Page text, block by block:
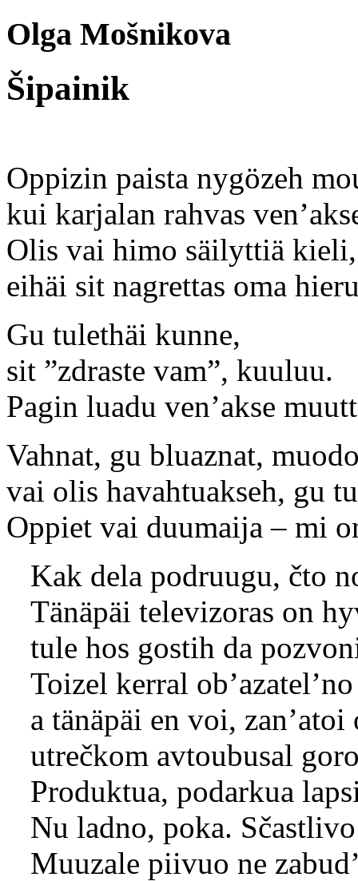
Olga Mošnikova
Šipainik
Oppizin paista nygözeh
kui karjalan rahvas
Olis vai himo säilyttiä kieli,
eihäi sit nagrettas oma
Gu tulethäi kunne,
sit ”zdraste vam”, kuuluu.
Pagin luadu ven’akse
Vahnat, gu bluaznat,
vai olis havahtuakseh, gu
Oppiet vai duumaija – mi
Kak dela podruugu, čto
Tänäpäi televizoras on
tule hos gostih da
Toizel kerral
a tänäpäi en voi, zan’atoi
utrečkom avtoubusal
Produktua, podarkua
Nu ladno, poka.
Muuzale piivuo ne